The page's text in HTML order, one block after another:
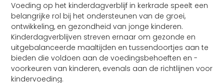
Voeding op het kinderdagverblijf in kerkrade speelt een
belangrijke rol bij het ondersteunen van de groei,
ontwikkeling, en gezondheid van jonge kinderen.
Kinderdagverblijven streven ernaar om gezonde en
uitgebalanceerde maaltijden en tussendoortjes aan te
bieden die voldoen aan de voedingsbehoeften en -
voorkeuren van kinderen, evenals aan de richtlijnen voor
kindervoeding.